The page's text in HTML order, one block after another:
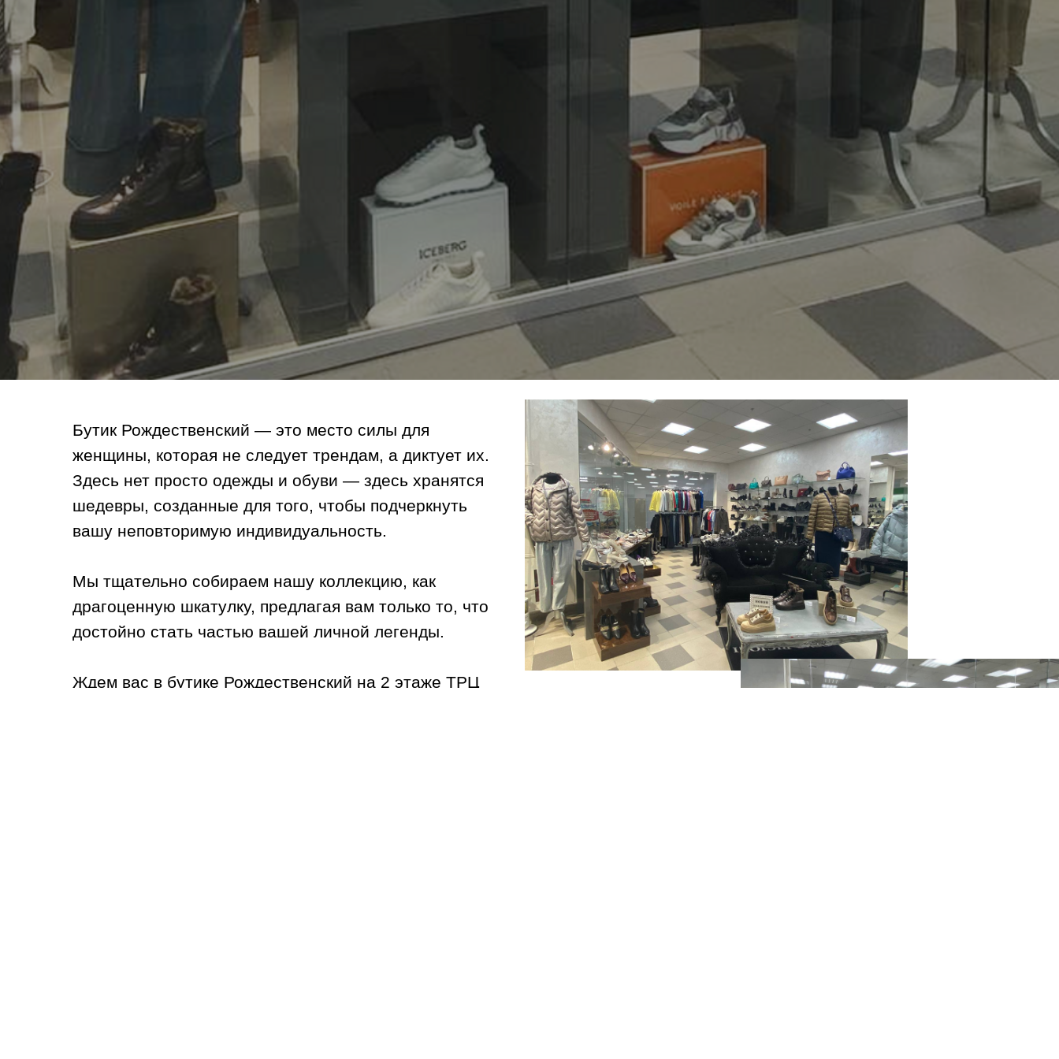
Бутик Рождественский — это место силы для
женщины, которая не следует трендам, а диктует их.
Здесь нет просто одежды и обуви — здесь хранятся
шедевры, созданные для того, чтобы подчеркнуть
вашу неповторимую индивидуальность.
Мы тщательно собираем нашу коллекцию, как
драгоценную шкатулку, предлагая вам только то, что
достойно стать частью вашей личной легенды.
Ждем вас в бутике Рождественский на 2 этаже ТРЦ